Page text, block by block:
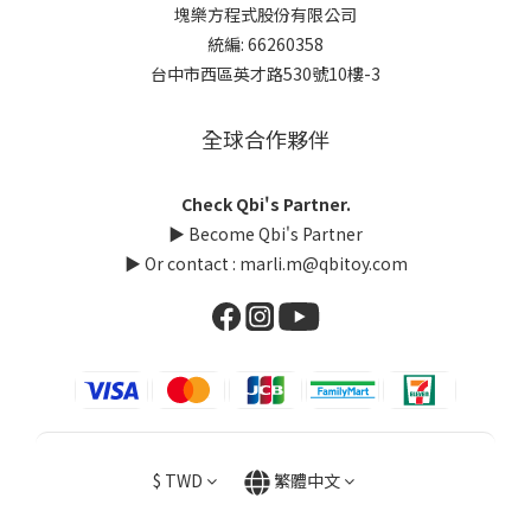
塊樂方程式股份有限公司
統編: 66260358
台中市西區英才路530號10樓-3
全球合作夥伴
Check Qbi's Partner.
▶ Become Qbi's Partner
▶ Or contact : marli.m@qbitoy.com
$ TWD 繁體中文